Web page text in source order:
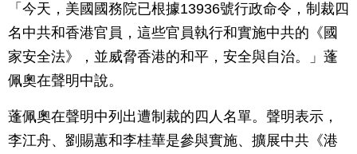
「今天，美國國務院已根據13936號行政命令，制裁四
名中共和香港官員，這些官員執行和實施中共的《國
家安全法》，並威脅香港的和平，安全與自治。」蓬
佩奧在聲明中說。
蓬佩奧在聲明中列出遭制裁的四人名單。聲明表示，
李江舟、劉賜蕙和李桂華是參與實施、擴展中共《港